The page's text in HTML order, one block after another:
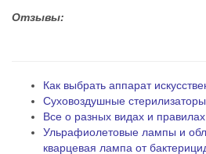
Отзывы:
Как выбрать аппарат
Суховоздушные стерилизаторы
Все о разных видах и
Ульрафиолетовые лампы и
кварцевая лампа от